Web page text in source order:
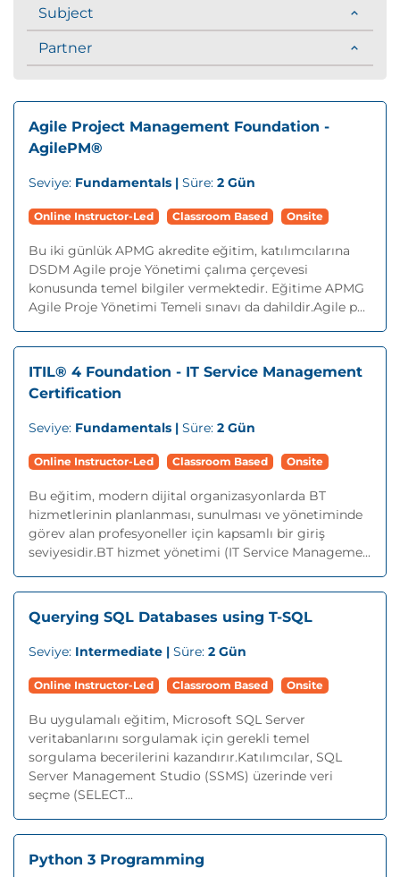
Subject
Partner
Agile Project Management Foundation -
AgilePM®
Seviye: Fundamentals | Süre: 2 Gün
Online Instructor-Led Classroom Based Onsite
Bu iki günlük APMG akredite eğitim, katılımcılarına
DSDM Agile proje Yönetimi çalıma çerçevesi
konusunda temel bilgiler vermektedir. Eğitime APMG
Agile Proje Yönetimi Temeli sınavı da dahildir.Agile p...
ITIL® 4 Foundation - IT Service Management
Certification
Seviye: Fundamentals | Süre: 2 Gün
Online Instructor-Led Classroom Based Onsite
Bu eğitim, modern dijital organizasyonlarda BT
hizmetlerinin planlanması, sunulması ve yönetiminde
görev alan profesyoneller için kapsamlı bir giriş
seviyesidir.BT hizmet yönetimi (IT Service Manageme...
Querying SQL Databases using T-SQL
Seviye: Intermediate | Süre: 2 Gün
Online Instructor-Led Classroom Based Onsite
Bu uygulamalı eğitim, Microsoft SQL Server
veritabanlarını sorgulamak için gerekli temel
sorgulama becerilerini kazandırır.Katılımcılar, SQL
Server Management Studio (SSMS) üzerinde veri
seçme (SELECT...
Python 3 Programming